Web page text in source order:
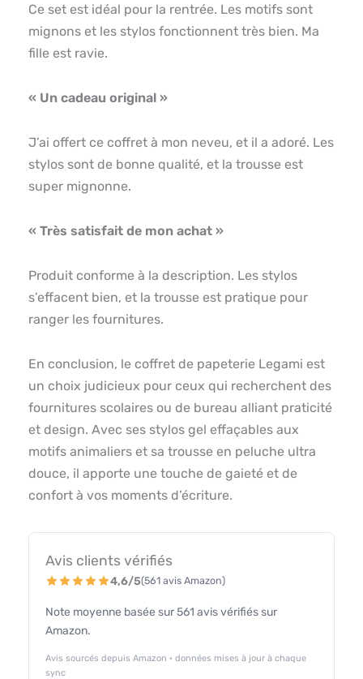
Ce set est idéal pour la rentrée. Les motifs sont
mignons et les stylos fonctionnent très bien. Ma
fille est ravie.
« Un cadeau original »
J’ai offert ce coffret à mon neveu, et il a adoré. Les
stylos sont de bonne qualité, et la trousse est
super mignonne.
« Très satisfait de mon achat »
Produit conforme à la description. Les stylos
s’effacent bien, et la trousse est pratique pour
ranger les fournitures.
En conclusion, le coffret de papeterie Legami est
un choix judicieux pour ceux qui recherchent des
fournitures scolaires ou de bureau alliant praticité
et design. Avec ses stylos gel effaçables aux
motifs animaliers et sa trousse en peluche ultra
douce, il apporte une touche de gaieté et de
confort à vos moments d’écriture.
Avis clients vérifiés
4,6/5(561 avis Amazon)
Note moyenne basée sur 561 avis vérifiés sur
Amazon.
Avis sourcés depuis Amazon · données mises à jour à chaque
sync